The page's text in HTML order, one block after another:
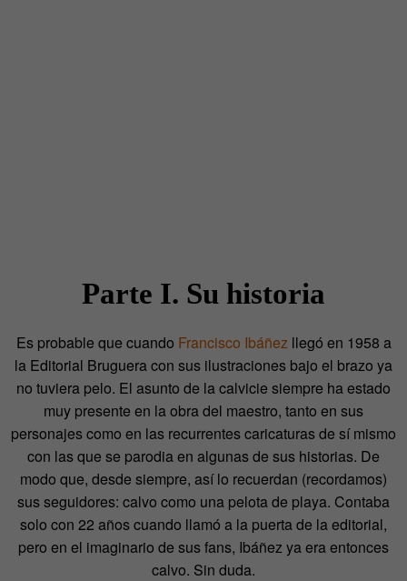
Parte I. Su historia
Es probable que cuando Francisco Ibáñezllegó en 1958 a
la Editorial Bruguera con sus ilustraciones bajo el brazo ya
no tuviera pelo. El asunto de la calvicie siempre ha estado
muy presente en la obra del maestro, tanto en sus
personajes como en las recurrentes caricaturas de sí mismo
con las que se parodia en algunas de sus historias. De
modo que, desde siempre, así lo recuerdan (recordamos)
sus seguidores: calvo como una pelota de playa. Contaba
solo con 22 años cuando llamó a la puerta de la editorial,
pero en el imaginario de sus fans, Ibáñez ya era entonces
calvo. Sin duda.